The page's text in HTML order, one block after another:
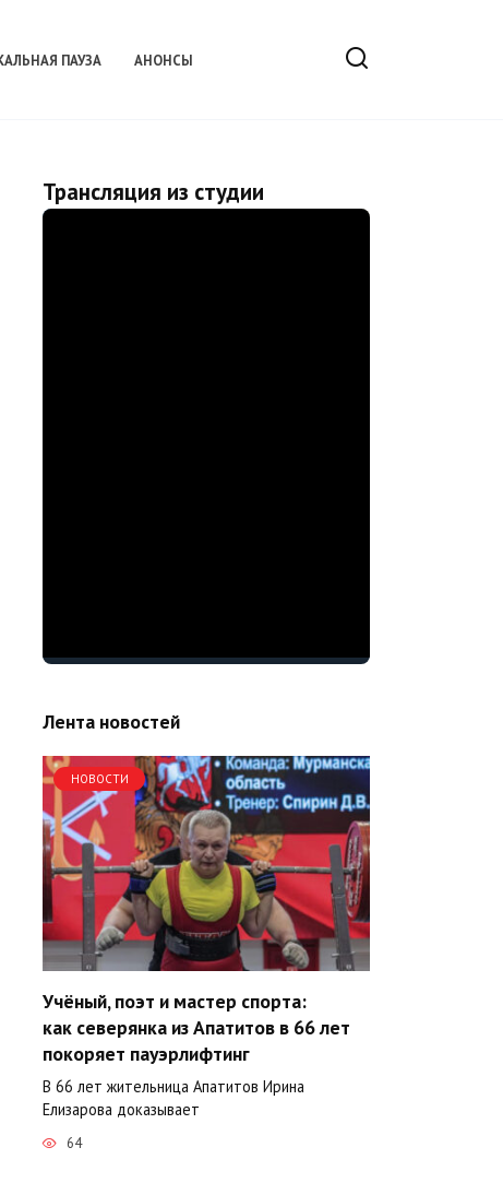
ПАУЗА АНОНСЫ
Трансляция из студии
Лента новостей
НОВОСТИ
Учёный, поэт и мастер спорта:
как северянка из Апатитов в 66 лет
покоряет пауэрлифтинг
В 66 лет жительница Апатитов Ирина
Елизарова доказывает
64